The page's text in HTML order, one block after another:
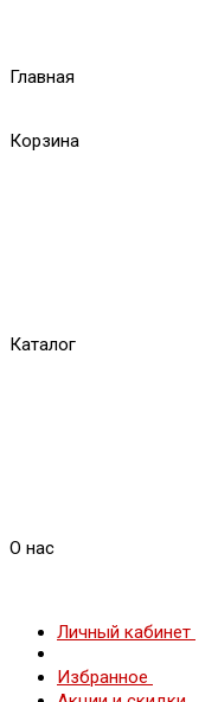
Главная
Корзина
Каталог
О нас
Личный кабинет
Избранное